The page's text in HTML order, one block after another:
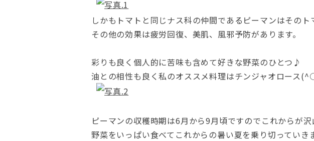
しかもトマトと同じナス科の仲間であるピーマンはその
その他の効果は疲労回復、美肌、風邪予防があります。
彩りも良く個人的に苦味も含めて好きな野菜のひとつ♪
油との相性も良く私のオススメ料理はチンジャオロース
ピーマンの収穫時期は6月から9月頃ですのでこれからが
野菜をいっぱい食べてこれからの暑い夏を乗り切っていき